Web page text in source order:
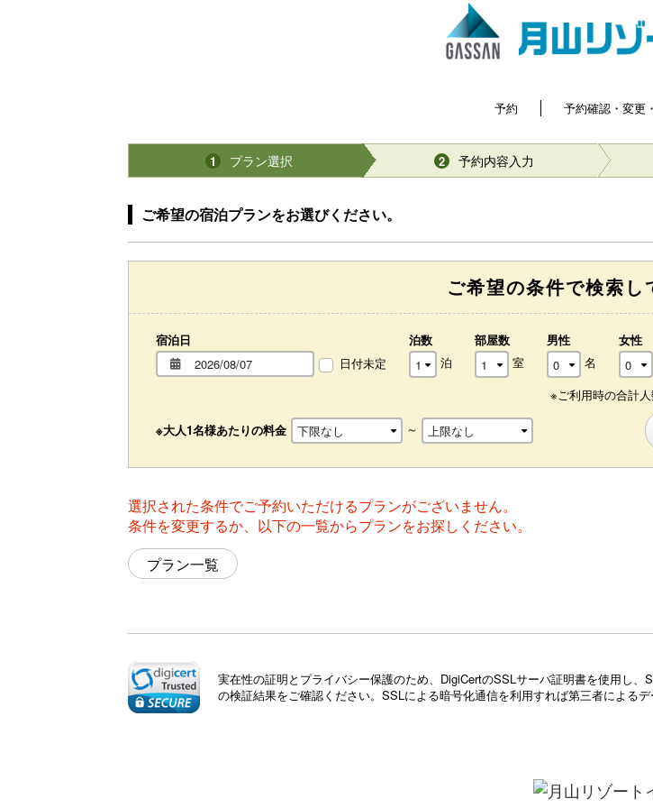
予約 予約確認・変更
1 プラン選択 2 予約内容入力
ご希望の宿泊プランをお選びください。
ご希望の条件で検索し
宿泊日
日付未定
泊数
泊
部屋数
室
男性
名
女性
※ご利用時の合計
※大人1名様あたりの料金 ～
選択された条件でご予約いただけるプランがございません。
条件を変更するか、以下の一覧からプランをお探しください。
プラン一覧
実在性の証明とプライバシー保護のため、DigiCertのSSLサーバ証明書を使用し
の検証結果をご確認ください。SSLによる暗号化通信を利用すれば第三者による